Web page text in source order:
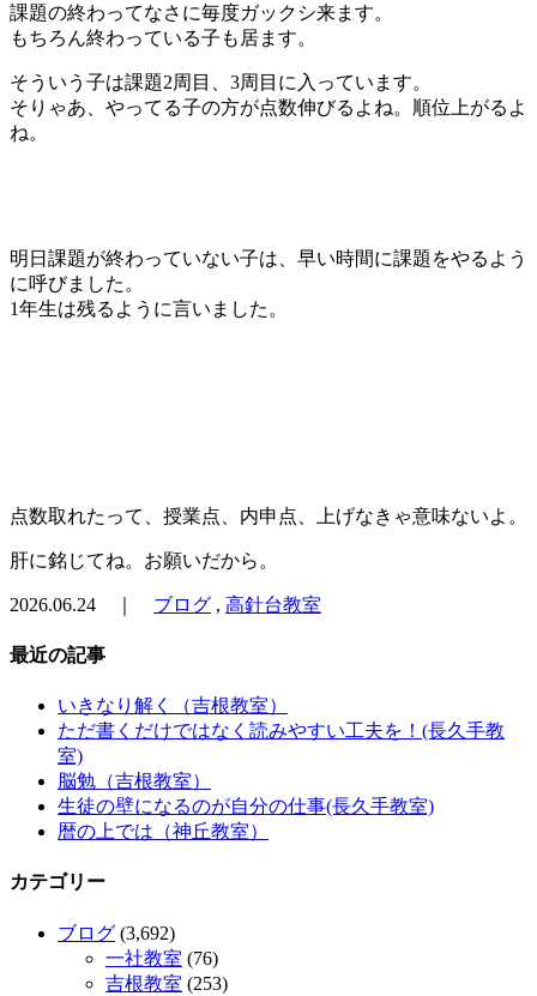
課題の終わってなさに毎度ガックシ来ます。
もちろん終わっている子も居ます。
そういう子は課題2周目、3周目に入っています。
そりゃあ、やってる子の方が点数伸びるよね。順位上がるよ
ね。
明日課題が終わっていない子は、早い時間に課題をやるよう
に呼びました。
1年生は残るように言いました。
点数取れたって、授業点、内申点、上げなきゃ意味ないよ。
肝に銘じてね。お願いだから。
2026.06.24 ｜ ブログ , 高針台教室
最近の記事
いきなり解く（吉根教室）
ただ書くだけではなく読みやすい工夫を！(長久手教
室)
脳勉（吉根教室）
生徒の壁になるのが自分の仕事(長久手教室)
暦の上では（神丘教室）
カテゴリー
ブログ (3,692)
一社教室 (76)
吉根教室 (253)